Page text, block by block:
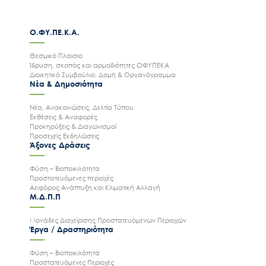
Ο.ΦΥ.ΠΕ.Κ.Α.
Θεσμικό Πλαισιο
Ίδρυση, σκοπός και αρμοδιότητες ΟΦΥΠΕΚΑ
Διοικητικό Συμβούλιο, Δομή & Οργανόγραμμα
Νέα & Δημοσιότητα
Νέα, Ανακοινώσεις, Δελτία Τύπου
Εκθέσεις & Αναφορές
Προκηρύξεις & Διαγωνισμοί
Προσεχείς Εκδηλώσεις
Άξονες Δράσεις
Φύση – Βιοποικιλότητα
Προστατευόμενες περιοχές
Αειφόρος Ανάπτυξη και Κλιματική Αλλαγή
Μ.Δ.Π.Π
Μονάδες Διαχείρισης Προστατευόμενων Περιοχών
Έργα / Δραστηριότητα
Φύση – Βιοποικιλότητα
Προστατευόμενες Περιοχές